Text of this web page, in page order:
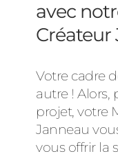
avec
Créateur
Votre cadre
autre !
projet, votre
Janneau
vous offrir la